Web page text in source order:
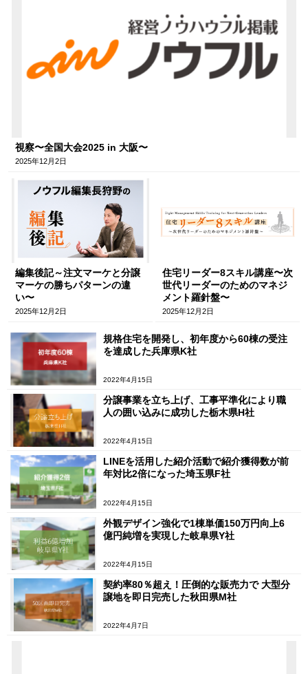
視察〜全国大会2025 in 大阪〜
2025年12月2日
編集後記～注文マーケと分譲
マーケの勝ちパターンの違
い〜
2025年12月2日
住宅リーダー8スキル講座〜次
世代リーダーのためのマネジ
メント羅針盤〜
2025年12月2日
規格住宅を開発し、初年度から60棟の受注
を達成した兵庫県K社
2022年4月15日
分譲事業を立ち上げ、工事平準化により職
人の囲い込みに成功した栃木県H社
2022年4月15日
LINEを活用した紹介活動で紹介獲得数が前
年対比2倍になった埼玉県F社
2022年4月15日
外観デザイン強化で1棟単価150万円向上6
億円純増を実現した岐阜県Y社
2022年4月15日
契約率80％超え！圧倒的な販売力で 大型分
譲地を即日完売した秋田県M社
2022年4月7日